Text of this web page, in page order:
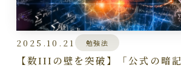
2025.10.21 勉強法
【数IIIの壁を突破】「公式の暗